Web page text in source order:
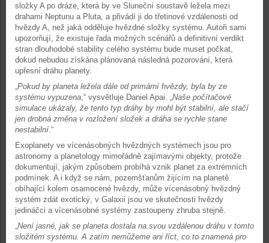
složky A po dráze, která by ve Sluneční soustavě ležela mezi
drahami Neptunu a Pluta, a přivádí ji do třetinové vzdálenosti od
hvězdy A, než jaká odděluje hvězdné složky systému. Autoři sami
upozorňují, že existuje řada možných scénářů a definitivní verdikt
stran dlouhodobé stability celého systému bude muset počkat,
dokud nebudou získána plánovaná následná pozorování, která
upřesní dráhu planety.
„Pokud by planeta ležela dále od primární hvězdy, byla by ze
systému vypuzena,“ vysvětluje Daniel Apai. „Naše počítačové
simulace ukázaly, že tento typ dráhy by mohl být stabilní, ale stačí
jen drobná změna v rozložení složek a dráha se rychle stane
nestabilní.“
Exoplanety ve vícenásobných hvězdných systémech jsou pro
astronomy a planetology mimořádně zajímavými objekty, protože
dokumentují, jakým způsobem probíhá vznik planet za extrémních
podmínek. A i když se nám, pozemšťanům žijícím na planetě
obíhající kolem osamocené hvězdy, může vícenásobný hvězdný
systém zdát exotický, v Galaxii jsou ve skutečnosti hvězdy
jedináčci a vícenásobné systémy zastoupeny zhruba stejně.
„Není jasné, jak se planeta dostala na svou vzdálenou dráhu v tomto
složitém systému. A zatím nemůžeme ani říct, co to znamená pro